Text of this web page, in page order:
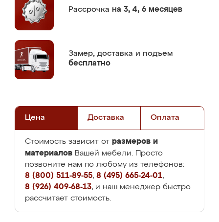
Рассрочка на 3, 4, 6 месяцев
Замер, доставка и подъем
бесплатно
Цена Доставка Оплата
Стоимость зависит от размеров и
материалов Вашей мебели. Просто
позвоните нам по любому из телефонов:
8 (800) 511-89-55, 8 (495) 665-24-01,
8 (926) 409-68-13, и наш менеджер быстро
рассчитает стоимость.